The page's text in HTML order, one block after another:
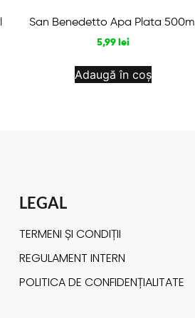
San Benedetto Apa Plata 500ml
5,99 lei
Adaugă în coș
LEGAL
TERMENI ȘI CONDIȚII
REGULAMENT INTERN
POLITICA DE CONFIDENȚIALITATE